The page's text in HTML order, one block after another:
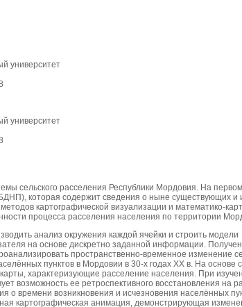
университет
университет
сельского расселения Республики Мордовия. На
которая содержит сведения о ныне существующих и
картографической визуализации и математико-
процесса расселения населения по территории
анализ окружения каждой ячейки и строить модели
на основе дискретно заданной информации.
пространственно-временное изменение
пунктов в Мордовии в 30-х годах XX в. На основе
характеризующие расселение населения. При
возможность ее ретроспективного восстановления на
о времени возникновения и исчезновения населённых
картографическая анимация, демонстрирующая